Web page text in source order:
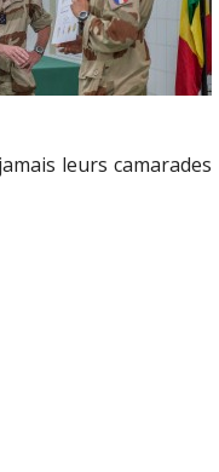
leurs camarades